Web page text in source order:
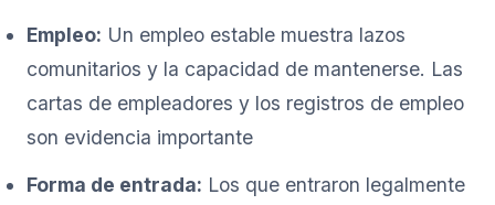
Empleo: Un empleo estable muestra lazos
comunitarios y la capacidad de mantenerse. Las
cartas de empleadores y los registros de empleo
son evidencia importante
Forma de entrada: Los que entraron legalmente